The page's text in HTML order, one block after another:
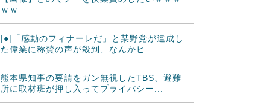
ｗｗ
|●|「感動のフィナーレだ」と某野党が達成し
た偉業に称賛の声が殺到、なんかヒ...
熊本県知事の要請をガン無視したTBS、避難
所に取材班が押し入ってプライバシー...